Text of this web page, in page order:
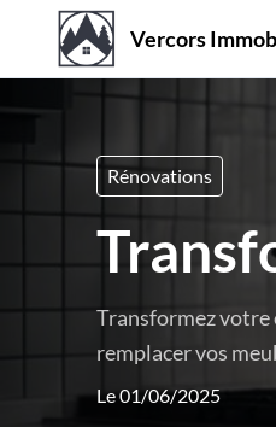
Vercors
Rénovations
Transformez votre
remplacer vos
Le 01/06/2025